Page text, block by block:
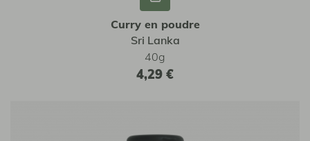
Curry en poudre
Sri Lanka
40g
4,29 €